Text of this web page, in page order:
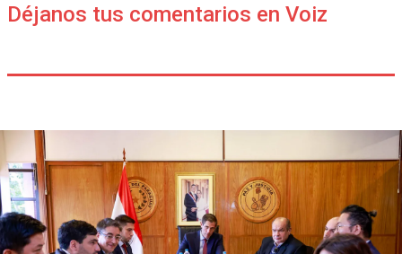
Déjanos tus comentarios en Voiz